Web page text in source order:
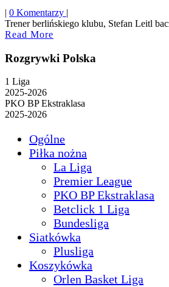
| 0 Komentarzy |
Trener berlińskiego klubu, Stefan Leitl
Read More
Rozgrywki Polska
1 Liga
2025-2026
PKO BP Ekstraklasa
2025-2026
Ogólne
Piłka nożna
La Liga
Premier League
PKO BP Ekstraklasa
Betclick 1 Liga
Bundesliga
Siatkówka
Plusliga
Koszykówka
Orlen Basket Liga